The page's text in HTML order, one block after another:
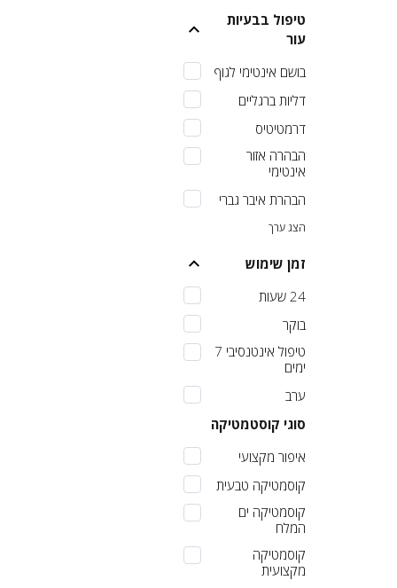
טיפול בבעיות
עור
בושם אינטימי לגוף
דליות ברגליים
דרמטיטיס
הבהרה אזור
אינטימי
הבהרת איבר גברי
הצג ערך
זמן שימוש
24 שעות
בוקר
טיפול אינטנסיבי 7
ימים
ערב
סוגי קוסטמטיקה
איפור מקצועי
קוסמטיקה טבעית
קוסמטיקה ים
המלח
קוסמטיקה
מקצועית